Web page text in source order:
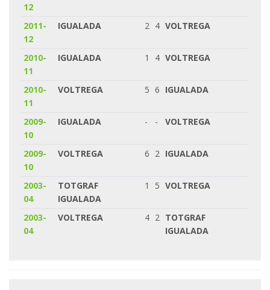
12
2011-
12
IGUALADA 2 4 VOLTREGA
2010-
11
IGUALADA 1 4 VOLTREGA
2010-
11
VOLTREGA 5 6 IGUALADA
2009-
10
IGUALADA - - VOLTREGA
2009-
10
VOLTREGA 6 2 IGUALADA
2003-
04
TOTGRAF
IGUALADA
1 5 VOLTREGA
2003-
04
VOLTREGA 4 2 TOTGRAF
IGUALADA